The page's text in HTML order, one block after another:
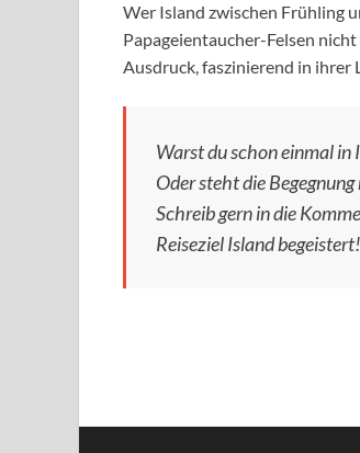
Wer Island zwischen Frühling
Papageientaucher-Felsen
Ausdruck, faszinierend in ihrer
Warst du schon einmal in
Oder steht die
Schreib gern in die
Reiseziel Island begeistert!